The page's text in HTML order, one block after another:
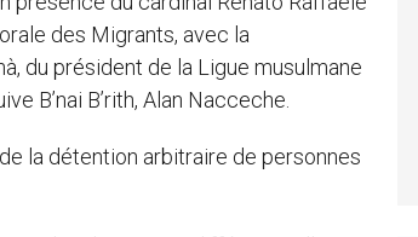
des Migrants, avec la
du président de la Ligue musulmane
B’nai B’rith, Alan Nacceche.
la détention arbitraire de personnes